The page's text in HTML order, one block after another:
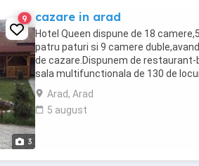
3
9 cazare in arad
Hotel Queen dispune de 18
patru paturi si 9 camere
de cazare.Dispunem de restaurant-
sala multifunctionala de 130 de
costa 20 ron portie Toate ...
Arad, Arad
5 august